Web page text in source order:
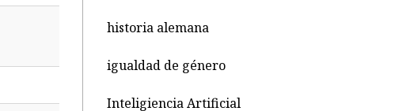
historia alemana
igualdad de género
Inteligiencia Artificial